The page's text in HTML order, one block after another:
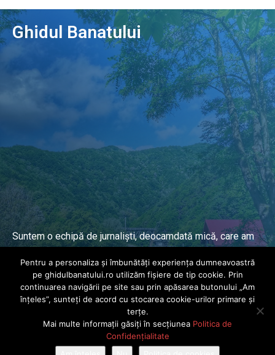
Ghidul Banatului
Suntem o echipă de jurnaliști, deocamdată mică, care am
ani.
© Ghidul Banatului 2025. Toate drepturile rezervate · Dezvoltat de
Power Media FX
Pentru a personaliza și îmbunătăți experiența dumneavoastră
pe ghidulbanatului.ro utilizăm fișiere de tip cookie. Prin
continuarea navigării pe site sau prin apăsarea butonului „Am
înțeles”, sunteți de acord cu stocarea cookie-urilor primare și
terțe.
Mai multe informații găsiți în secțiunea Politica de
Confidențialitate